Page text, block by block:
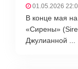
01.05.2026
В конце мая
«Сирены»
Джулианной ...